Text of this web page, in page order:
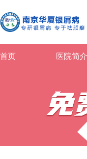
首页 医院简介